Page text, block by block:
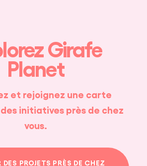
Girafe
Planet
et rejoignez une carte
initiatives près de chez
vous.
DES PROJETS PRÈS DE CHEZ